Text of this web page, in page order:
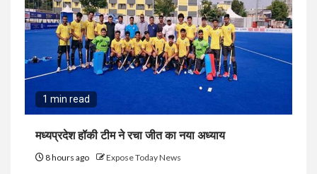
1 min read
मध्यप्रदेश हॉकी टीम ने रचा जीत का नया अध्याय
8 hours ago Expose Today News